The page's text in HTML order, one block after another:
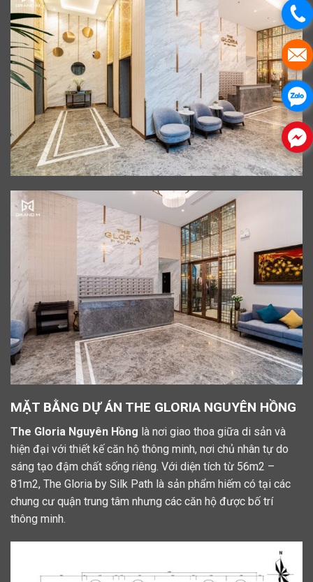
MẶT BẰNG DỰ ÁN THE GLORIA NGUYÊN HỒNG
The Gloria Nguyên Hồng là nơi giao thoa giữa di sản và
hiện đại với thiết kế căn hộ thông minh, nơi chủ nhân tự do
sáng tạo đậm chất sống riêng. Với diện tích từ 56m2 –
81m2, The Gloria by Silk Path là sản phẩm hiếm có tại các
chung cư quận trung tâm nhưng các căn hộ được bố trí
thông minh.